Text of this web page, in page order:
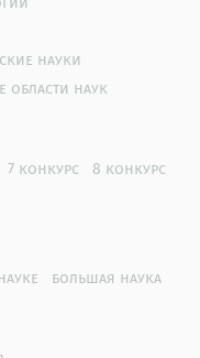
науки
области наук
7 конкурс
8 конкурс
большая наука